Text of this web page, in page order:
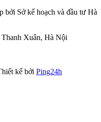
bởi Sở kế hoạch và đầu tư Hà
Xuân, Hà Nội
kế bởi Ping24h